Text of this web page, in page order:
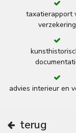
taxatierapport
verzekering
advies interieur en
terug